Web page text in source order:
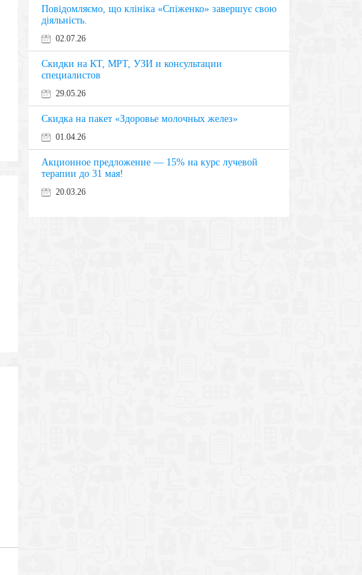
Повідомляємо, що клініка «Спіженко» завершує свою
діяльність.
02.07.26
Скидки на КТ, МРТ, УЗИ и консультации
специалистов
29.05.26
Скидка на пакет «Здоровье молочных желез»
01.04.26
Акционное предложение — 15% на курс лучевой
терапии до 31 мая!
20.03.26